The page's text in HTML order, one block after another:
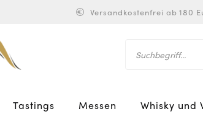
Versandkostenfrei ab 180
Tastings Messen Whisky und